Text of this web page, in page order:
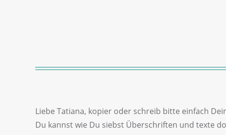
Liebe Tatiana, kopier oder schreib bitte einfach
Du kannst wie Du siebst Überschriften und texte